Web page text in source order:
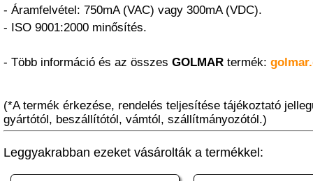
- Áramfelvétel: 750mA (VAC) vagy 300mA (VDC).
- ISO 9001:2000 minősítés.
- Több információ és az összes GOLMAR termék:
(*A termék érkezése, rendelés teljesítése tájékoztató
gyártótól, beszállítótól, vámtól, szállítmányozótól.)
Leggyakrabban ezeket vásárolták a termékkel: